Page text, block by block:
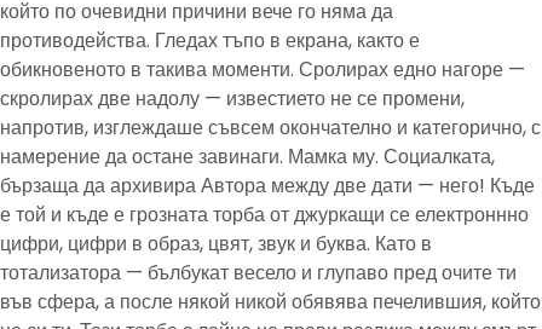
който по очевидни причини вече го няма да
противодейства. Гледах тъпо в екрана, както е
обикновеното в такива моменти. Сролирах едно нагоре —
скролирах две надолу — известието не се промени,
напротив, изглеждаше съвсем окончателно и категорично, с
намерение да остане завинаги. Мамка му. Социалката,
бързаща да архивира Автора между две дати — него! Къде
е той и къде е грозната торба от джуркащи се електроннно
цифри, цифри в образ, цвят, звук и буква. Като в
тотализатора — бълбукат весело и глупаво пред очите ти
във сфера, а после някой никой обявява печелившия, който